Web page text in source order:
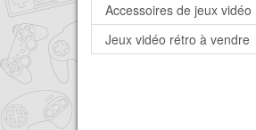
Accessoires de jeux vidéo
Jeux vidéo rétro à vendre